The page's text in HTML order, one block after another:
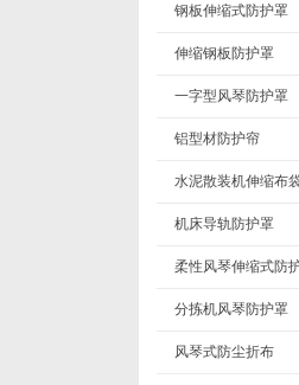
钢板伸缩式防护罩
伸缩钢板防护罩
一字型风琴防护罩
铝型材防护帘
水泥散装机伸缩布
机床导轨防护罩
柔性风琴伸缩式防
分拣机风琴防护罩
风琴式防尘折布